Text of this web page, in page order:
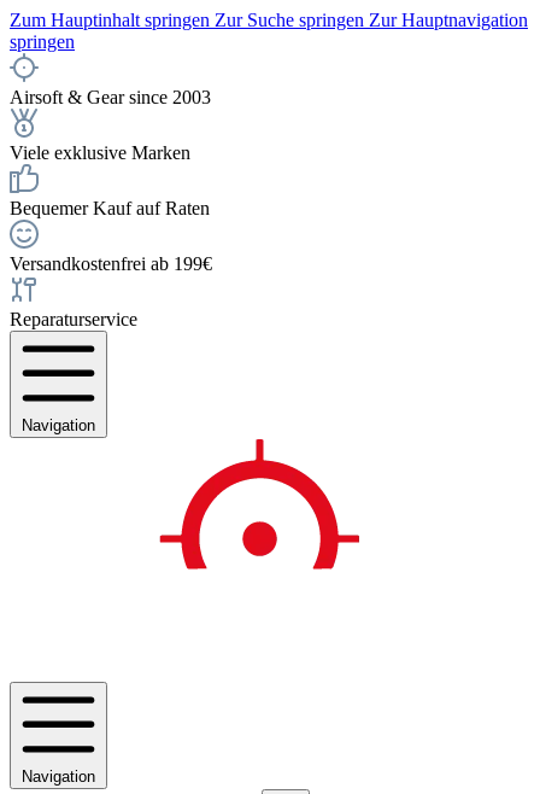
Zum Hauptinhalt springen Zur Suche springen Zur Hauptnavigation
springen
Airsoft & Gear since 2003
Viele exklusive Marken
Bequemer Kauf auf Raten
Versandkostenfrei ab 199€
Reparaturservice
Navigation
Navigation